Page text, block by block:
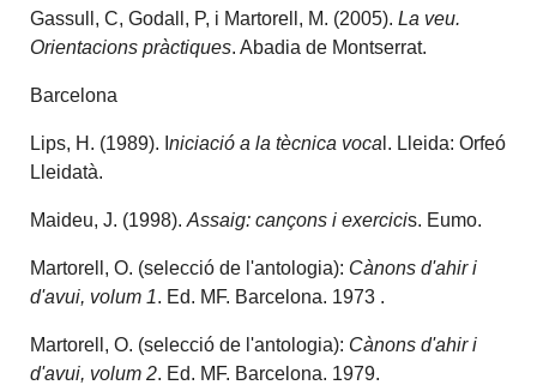
Gassull, C, Godall, P, i Martorell, M. (2005).La veu.
Orientacions pràctiques. Abadia de Montserrat.
Barcelona
Lips, H. (1989). Iniciació a la tècnica voca l. Lleida: Orfeó
Lleidatà.
Maideu, J. (1998).Assaig: cançons i exercicis. Eumo.
Martorell, O. (selecció de l'antologia): Cànons d'ahir i
d'avui, volum 1. Ed. MF. Barcelona. 1973 .
Martorell, O. (selecció de l'antologia): Cànons d'ahir i
d'avui, volum 2. Ed. MF. Barcelona. 1979.